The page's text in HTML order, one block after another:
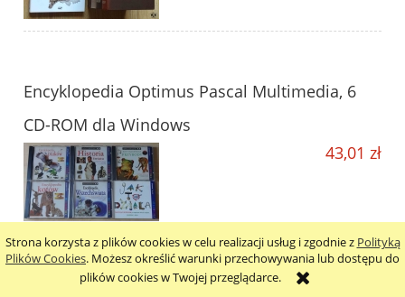
Strona korzysta z plików cookies w celu realizacji usług i zgodnie z Polityką
Plików Cookies. Możesz określić warunki przechowywania lub dostępu do
plików cookies w Twojej przeglądarce.
Encyklopedia Optimus Pascal Multimedia, 6
CD-ROM dla Windows
43,01 zł